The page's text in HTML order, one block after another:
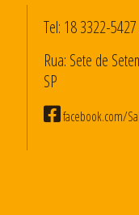
Tel: 18 3322-5427
Rua: Sete de
SP
facebook.com/